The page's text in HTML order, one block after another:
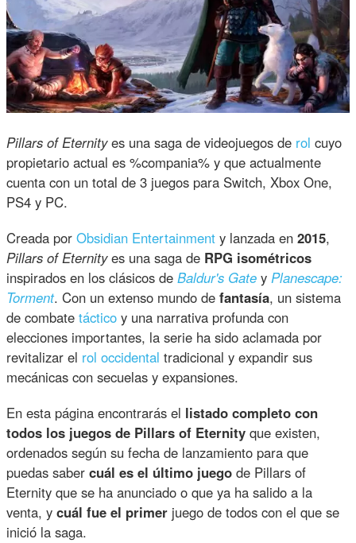
Pillars of Eternityes una saga de videojuegos de rol cuyo
propietario actual es %compania% y que actualmente
cuenta con un total de 3 juegos para Switch, Xbox One,
PS4 y PC.
Creada porObsidian Entertainment y lanzada en2015,
Pillars of Eternityes una saga de RPG isométricos
inspirados en los clásicos deBaldur's Gate yPlanescape:
Torment. Con un extenso mundo defantasía, un sistema
de combatetáctico y una narrativa profunda con
elecciones importantes, la serie ha sido aclamada por
revitalizar el rol occidental tradicional y expandir sus
mecánicas con secuelas y expansiones.
En esta página encontrarás el listado completo con
todos los juegos de Pillars of Eternity que existen,
ordenados según su fecha de lanzamiento para que
puedas sabercuál es el último juego de Pillars of
Eternity que se ha anunciado o que ya ha salido a la
venta, ycuál fue el primer juego de todos con el que se
inició la saga.